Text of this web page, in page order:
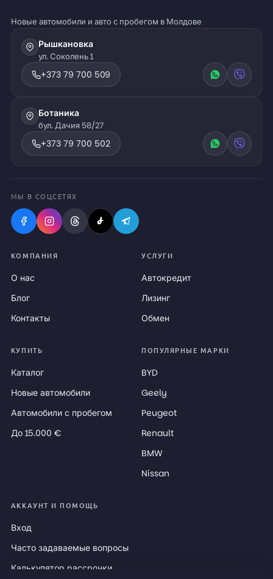
Новые автомобили и авто с пробегом в Молдове
Рышкановка
ул. Соколень 1
+373 79 700 509
Ботаника
бул. Дачия 58/27
+373 79 700 502
МЫ В СОЦСЕТЯХ
КОМПАНИЯ
О нас
Блог
Контакты
УСЛУГИ
Автокредит
Лизинг
Обмен
КУПИТЬ
Каталог
Новые автомобили
Автомобили с пробегом
До 15.000 €
ПОПУЛЯРНЫЕ МАРКИ
BYD
Geely
Peugeot
Renault
BMW
Nissan
АККАУНТ И ПОМОЩЬ
Вход
Часто задаваемые вопросы
Калькулятор рассрочки